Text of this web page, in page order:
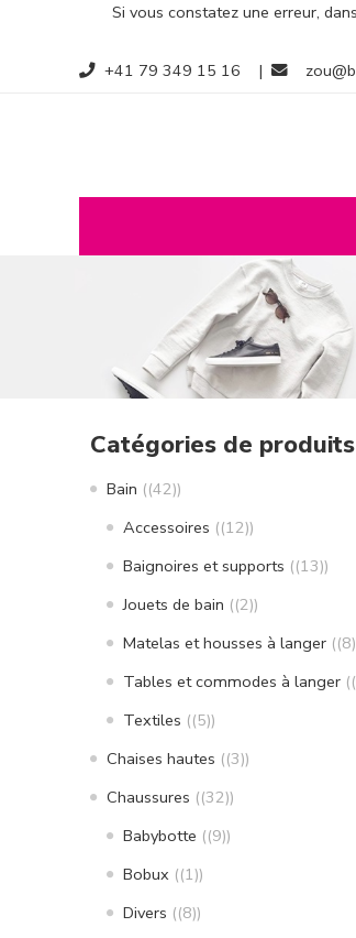
Si vous constatez une erreur,
+41 79 349 15 16 |
Catégories de produits
Bain (42)
Accessoires (12)
Baignoires et supports (13)
Jouets de bain (2)
Matelas et housses à langer (8)
Tables et commodes à langer
Textiles (5)
Chaises hautes (3)
Chaussures (32)
Babybotte (9)
Bobux (1)
Divers (8)